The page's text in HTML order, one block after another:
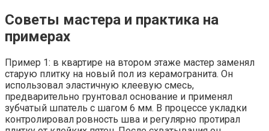
Советы мастера и практика на
примерах
Пример 1: в квартире на втором этаже мастер заменял
старую плитку на новый пол из керамогранита. Он
использовал эластичную клеевую смесь,
предварительно грунтовал основание и применял
зубчатый шпатель с шагом 6 мм. В процессе укладки
контролировал ровность шва и регулярно протирал